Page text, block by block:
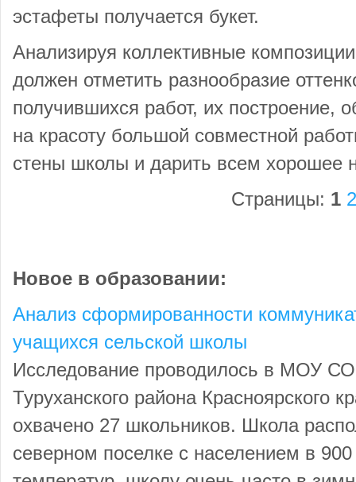
эстафеты получается букет.
Анализируя коллективные
должен отметить разнообразие
получившихся работ, их построение,
на красоту большой совместной
стены школы и дарить всем хорошее
Страницы: 1 2
Новое в образовании:
Анализ сформированности
учащихся сельской школы
Исследование проводилось в МОУ
Туруханского района Красноярского
охвачено 27 школьников. Школа
северном поселке с населением в